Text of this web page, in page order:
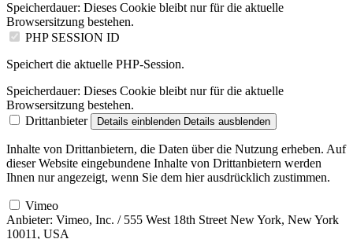
Speicherdauer: Dieses Cookie bleibt nur für die aktuelle
Browsersitzung bestehen.
PHP SESSION ID
Speichert die aktuelle PHP-Session.
Speicherdauer: Dieses Cookie bleibt nur für die aktuelle
Browsersitzung bestehen.
Drittanbieter
Details einblenden Details ausblenden
Inhalte von Drittanbietern, die Daten über die Nutzung erheben. Auf
dieser Website eingebundene Inhalte von Drittanbietern werden
Ihnen nur angezeigt, wenn Sie dem hier ausdrücklich zustimmen.
Vimeo
Anbieter: Vimeo, Inc. / 555 West 18th Street New York, New York
10011, USA